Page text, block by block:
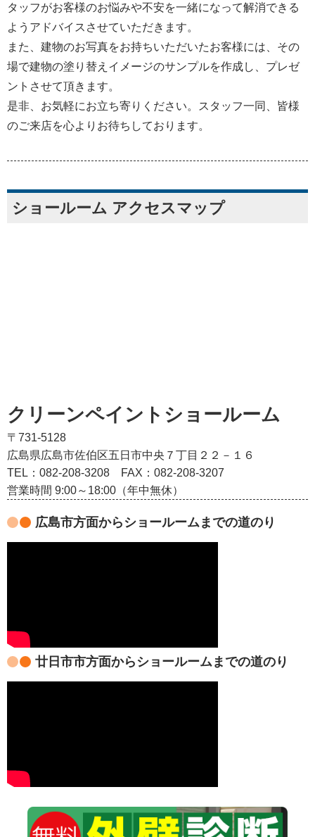
タッフがお客様のお悩みや不安を一緒になって解消できる
ようアドバイスさせていただきます。
また、建物のお写真をお持ちいただいたお客様には、その
場で建物の塗り替えイメージのサンプルを作成し、プレゼ
ントさせて頂きます。
是非、お気軽にお立ち寄りください。スタッフ一同、皆様
のご来店を心よりお待ちしております。
ショールーム アクセスマップ
クリーンペイントショールーム
〒731-5128
広島県広島市佐伯区五日市中央７丁目２２－１６
TEL：082‐208‐3208
FAX：082-208-3207
営業時間 9:00～18:00（年中無休）
広島市方面からショールームまでの道のり
廿日市市方面からショールームまでの道のり